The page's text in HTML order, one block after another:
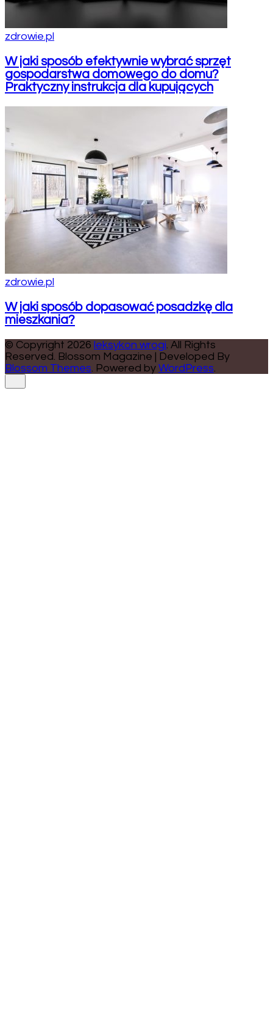
zdrowie.pl
W jaki sposób efektywnie wybrać sprzęt
gospodarstwa domowego do domu?
Praktyczny instrukcja dla kupujących
zdrowie.pl
W jaki sposób dopasować posadzkę dla
mieszkania?
© Copyright 2026 leksykon wrogi. All Rights
Reserved. Blossom Magazine | Developed By
Blossom Themes. Powered by WordPress.